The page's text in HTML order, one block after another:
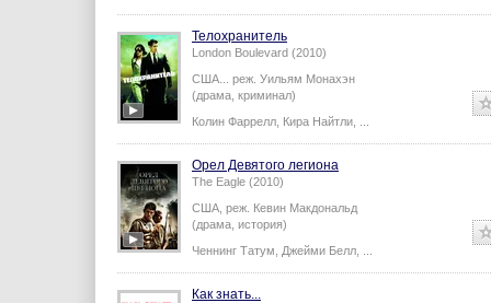
Телохранитель
London Boulevard (2010)
США... реж. Уильям Монахэн
(драма, криминал)
Колин Фаррелл Кира Найтли
Орел Девятого легиона
The Eagle (2010)
США, реж. Кевин Макдональд
(драма, история)
Ченнинг Татум
Джейми Белл
Как знать...